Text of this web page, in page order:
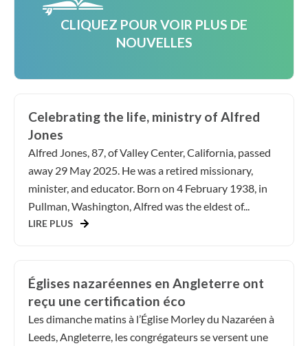
CLIQUEZ POUR VOIR PLUS DE
NOUVELLES
Celebrating the life, ministry of Alfred
Jones
Alfred Jones, 87, of Valley Center, California, passed
away 29 May 2025. He was a retired missionary,
minister, and educator. Born on 4 February 1938, in
Pullman, Washington, Alfred was the eldest of...
LIRE PLUS
Églises nazaréennes en Angleterre ont
reçu une certification éco
Les dimanche matins à l’Église Morley du Nazaréen à
Leeds, Angleterre, les congrégateurs se versent une